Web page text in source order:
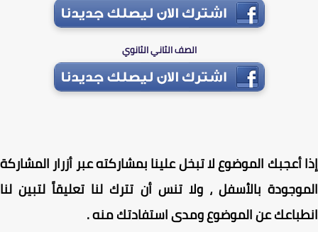
الصف الثاني الثانوي
أعجبك الموضوع لا تبخل علينا بمشاركته عبر أزرار المشاركة
بالأسفل ، ولا تنس أن تترك لنا تعليقاً لتبين لنا
عن الموضوع ومدى استفادتك منه .